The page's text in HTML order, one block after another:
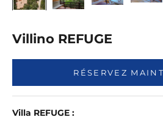
Villino REFUGE
RÉSERVEZ
Villa REFUGE :